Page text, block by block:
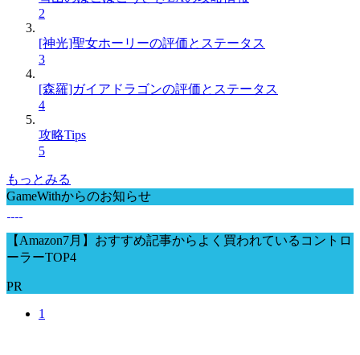
2
[神光]聖女ホーリーの評価とステータス
3
[森羅]ガイアドラゴンの評価とステータス
4
攻略Tips
5
もっとみる
GameWithからのお知らせ
【Amazon7月】おすすめ記事からよく買われているコントロ
ーラーTOP4
PR
1